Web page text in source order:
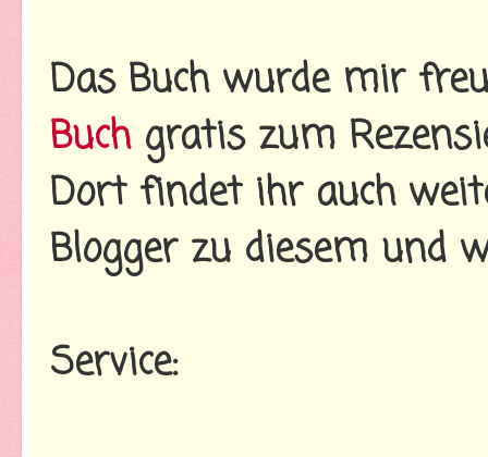
Das Buch wurde mir
Buchgratis zum
Dort findet ihr auch
Blogger zu diesem und
Service: